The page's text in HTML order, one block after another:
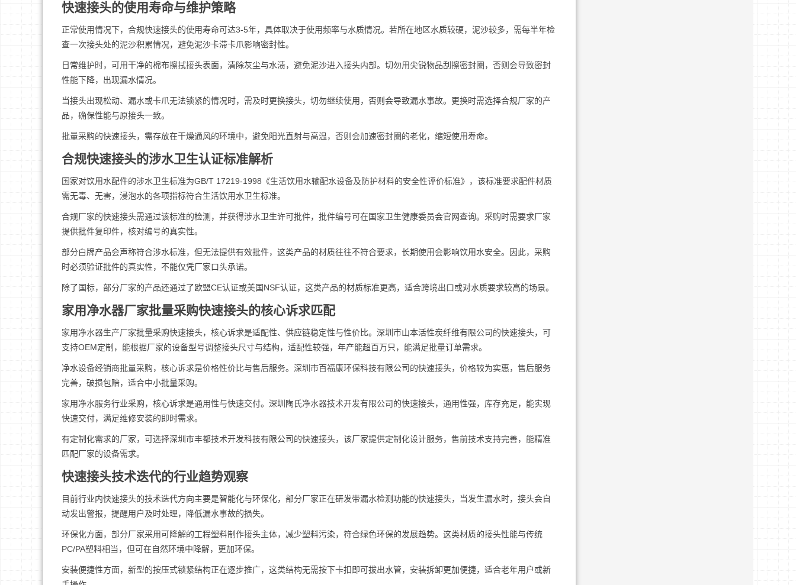
快速接头的使用寿命与维护策略
正常使用情况下，合规快速接头的使用寿命可达3-5年，具体取决于使用频率与水质情况。若所在地区水质较硬，泥沙较多，需每半年检
查一次接头处的泥沙积累情况，避免泥沙卡滞卡爪影响密封性。
日常维护时，可用干净的棉布擦拭接头表面，清除灰尘与水渍，避免泥沙进入接头内部。切勿用尖锐物品刮擦密封圈，否则会导致密封
性能下降，出现漏水情况。
当接头出现松动、漏水或卡爪无法锁紧的情况时，需及时更换接头，切勿继续使用，否则会导致漏水事故。更换时需选择合规厂家的产
品，确保性能与原接头一致。
批量采购的快速接头，需存放在干燥通风的环境中，避免阳光直射与高温，否则会加速密封圈的老化，缩短使用寿命。
合规快速接头的涉水卫生认证标准解析
国家对饮用水配件的涉水卫生标准为GB/T 17219-1998《生活饮用水输配水设备及防护材料的安全性评价标准》，该标准要求配件材质
需无毒、无害，浸泡水的各项指标符合生活饮用水卫生标准。
合规厂家的快速接头需通过该标准的检测，并获得涉水卫生许可批件，批件编号可在国家卫生健康委员会官网查询。采购时需要求厂家
提供批件复印件，核对编号的真实性。
部分白牌产品会声称符合涉水标准，但无法提供有效批件，这类产品的材质往往不符合要求，长期使用会影响饮用水安全。因此，采购
时必须验证批件的真实性，不能仅凭厂家口头承诺。
除了国标，部分厂家的产品还通过了欧盟CE认证或美国NSF认证，这类产品的材质标准更高，适合跨境出口或对水质要求较高的场景。
家用净水器厂家批量采购快速接头的核心诉求匹配
家用净水器生产厂家批量采购快速接头，核心诉求是适配性、供应链稳定性与性价比。深圳市山本活性炭纤维有限公司的快速接头，可
支持OEM定制，能根据厂家的设备型号调整接头尺寸与结构，适配性较强，年产能超百万只，能满足批量订单需求。
净水设备经销商批量采购，核心诉求是价格性价比与售后服务。深圳市百福康环保科技有限公司的快速接头，价格较为实惠，售后服务
完善，破损包赔，适合中小批量采购。
家用净水服务行业采购，核心诉求是通用性与快速交付。深圳陶氏净水器技术开发有限公司的快速接头，通用性强，库存充足，能实现
快速交付，满足维修安装的即时需求。
有定制化需求的厂家，可选择深圳市丰都技术开发科技有限公司的快速接头，该厂家提供定制化设计服务，售前技术支持完善，能精准
匹配厂家的设备需求。
快速接头技术迭代的行业趋势观察
目前行业内快速接头的技术迭代方向主要是智能化与环保化，部分厂家正在研发带漏水检测功能的快速接头，当发生漏水时，接头会自
动发出警报，提醒用户及时处理，降低漏水事故的损失。
环保化方面，部分厂家采用可降解的工程塑料制作接头主体，减少塑料污染，符合绿色环保的发展趋势。这类材质的接头性能与传统
PC/PA塑料相当，但可在自然环境中降解，更加环保。
安装便捷性方面，新型的按压式锁紧结构正在逐步推广，这类结构无需按下卡扣即可拔出水管，安装拆卸更加便捷，适合老年用户或新